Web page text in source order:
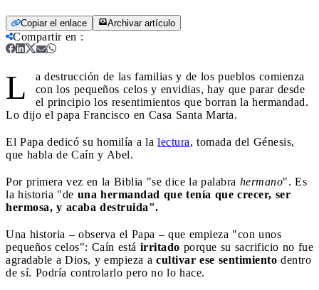
Copiar el enlace Archivar artículo
Compartir en :
L
a destrucción de las familias y de los pueblos comienza
con los pequeños celos y envidias, hay que parar desde
el principio los resentimientos que borran la hermandad.
Lo dijo el papa Francisco en Casa Santa Marta.
El Papa dedicó su homilía a la lectura, tomada del Génesis,
que habla de Caín y Abel.
Por primera vez en la Biblia "se dice la palabra hermano". Es
la historia "de una hermandad que tenía que crecer, ser
hermosa, y acaba destruida".
Una historia – observa el Papa – que empieza "con unos
pequeños celos": Caín está irritado porque su sacrificio no fue
agradable a Dios, y empieza a cultivar ese sentimiento dentro
de sí. Podría controlarlo pero no lo hace.